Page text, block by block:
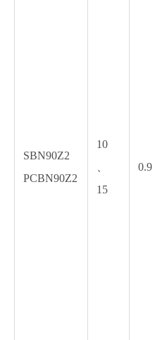
SBN90Z2
PCBN90Z2
10
15
0.9